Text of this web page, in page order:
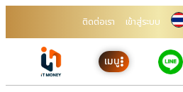
ติดต่อเรา เข้าสู่ระบบ
เมนู